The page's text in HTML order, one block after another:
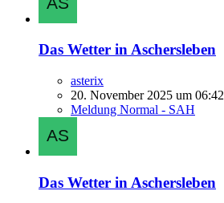
Das Wetter in Aschersleben
asterix
20. November 2025 um 06:42
Meldung Normal - SAH
Das Wetter in Aschersleben